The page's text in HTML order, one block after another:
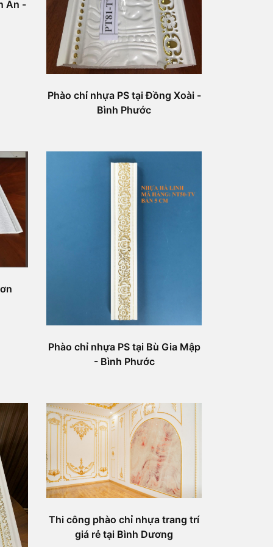
An -
Phào chỉ nhựa PS tại Đồng Xoài -
Bình Phước
Phào chỉ nhựa PS tại Bù Gia Mập
- Bình Phước
Thi công phào chỉ nhựa trang trí
giá rẻ tại Bình Dương